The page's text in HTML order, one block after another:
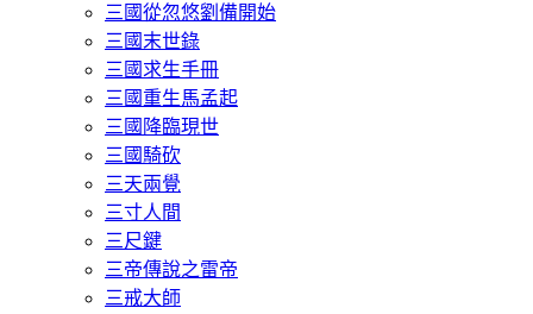
三國從忽悠劉備開始
三國末世錄
三國求生手冊
三國重生馬孟起
三國降臨現世
三國騎砍
三天兩覺
三寸人間
三尺鍵
三帝傳說之雷帝
三戒大師